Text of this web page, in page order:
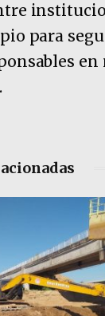
para
en